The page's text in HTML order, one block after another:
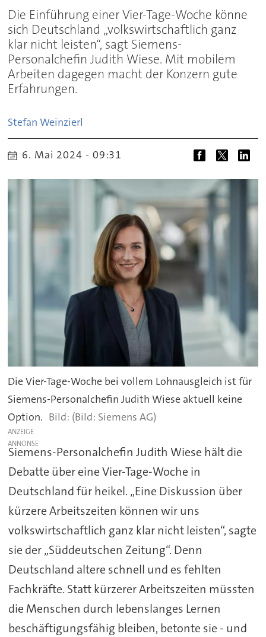
Die Einführung einer Vier-Tage-Woche könne
sich Deutschland „volkswirtschaftlich ganz
klar nicht leisten“, sagt Siemens-
Personalchefin Judith Wiese. Mit mobilem
Arbeiten dagegen macht der Konzern gute
Erfahrungen.
Stefan Weinzierl
6. Mai 2024 - 09:31
Die Vier-Tage-Woche bei vollem Lohnausgleich ist für
Siemens-Personalchefin Judith Wiese aktuell keine
Option.
(Bild: Siemens AG)
ANZEIGE
Siemens-Personalchefin Judith Wiese hält die
Debatte über eine Vier-Tage-Woche in
Deutschland für heikel. „Eine Diskussion über
kürzere Arbeitszeiten können wir uns
volkswirtschaftlich ganz klar nicht leisten“, sagte
sie der „Süddeutschen Zeitung“. Denn
Deutschland altere schnell und es fehlten
Fachkräfte. Statt kürzerer Arbeitszeiten müssten
die Menschen durch lebenslanges Lernen
beschäftigungsfähig bleiben, betonte sie - und